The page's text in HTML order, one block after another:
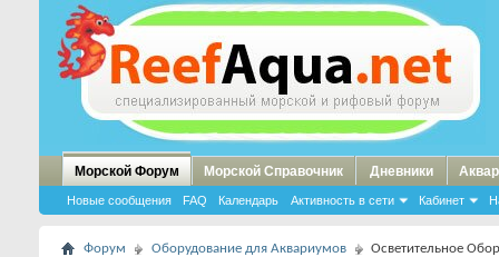
Морской Форум
Новые сообщения FAQ Календарь Активность в сети Кабинет
Морской Справочник Дневники
Форум Оборудование для Аквариумов Осветительное